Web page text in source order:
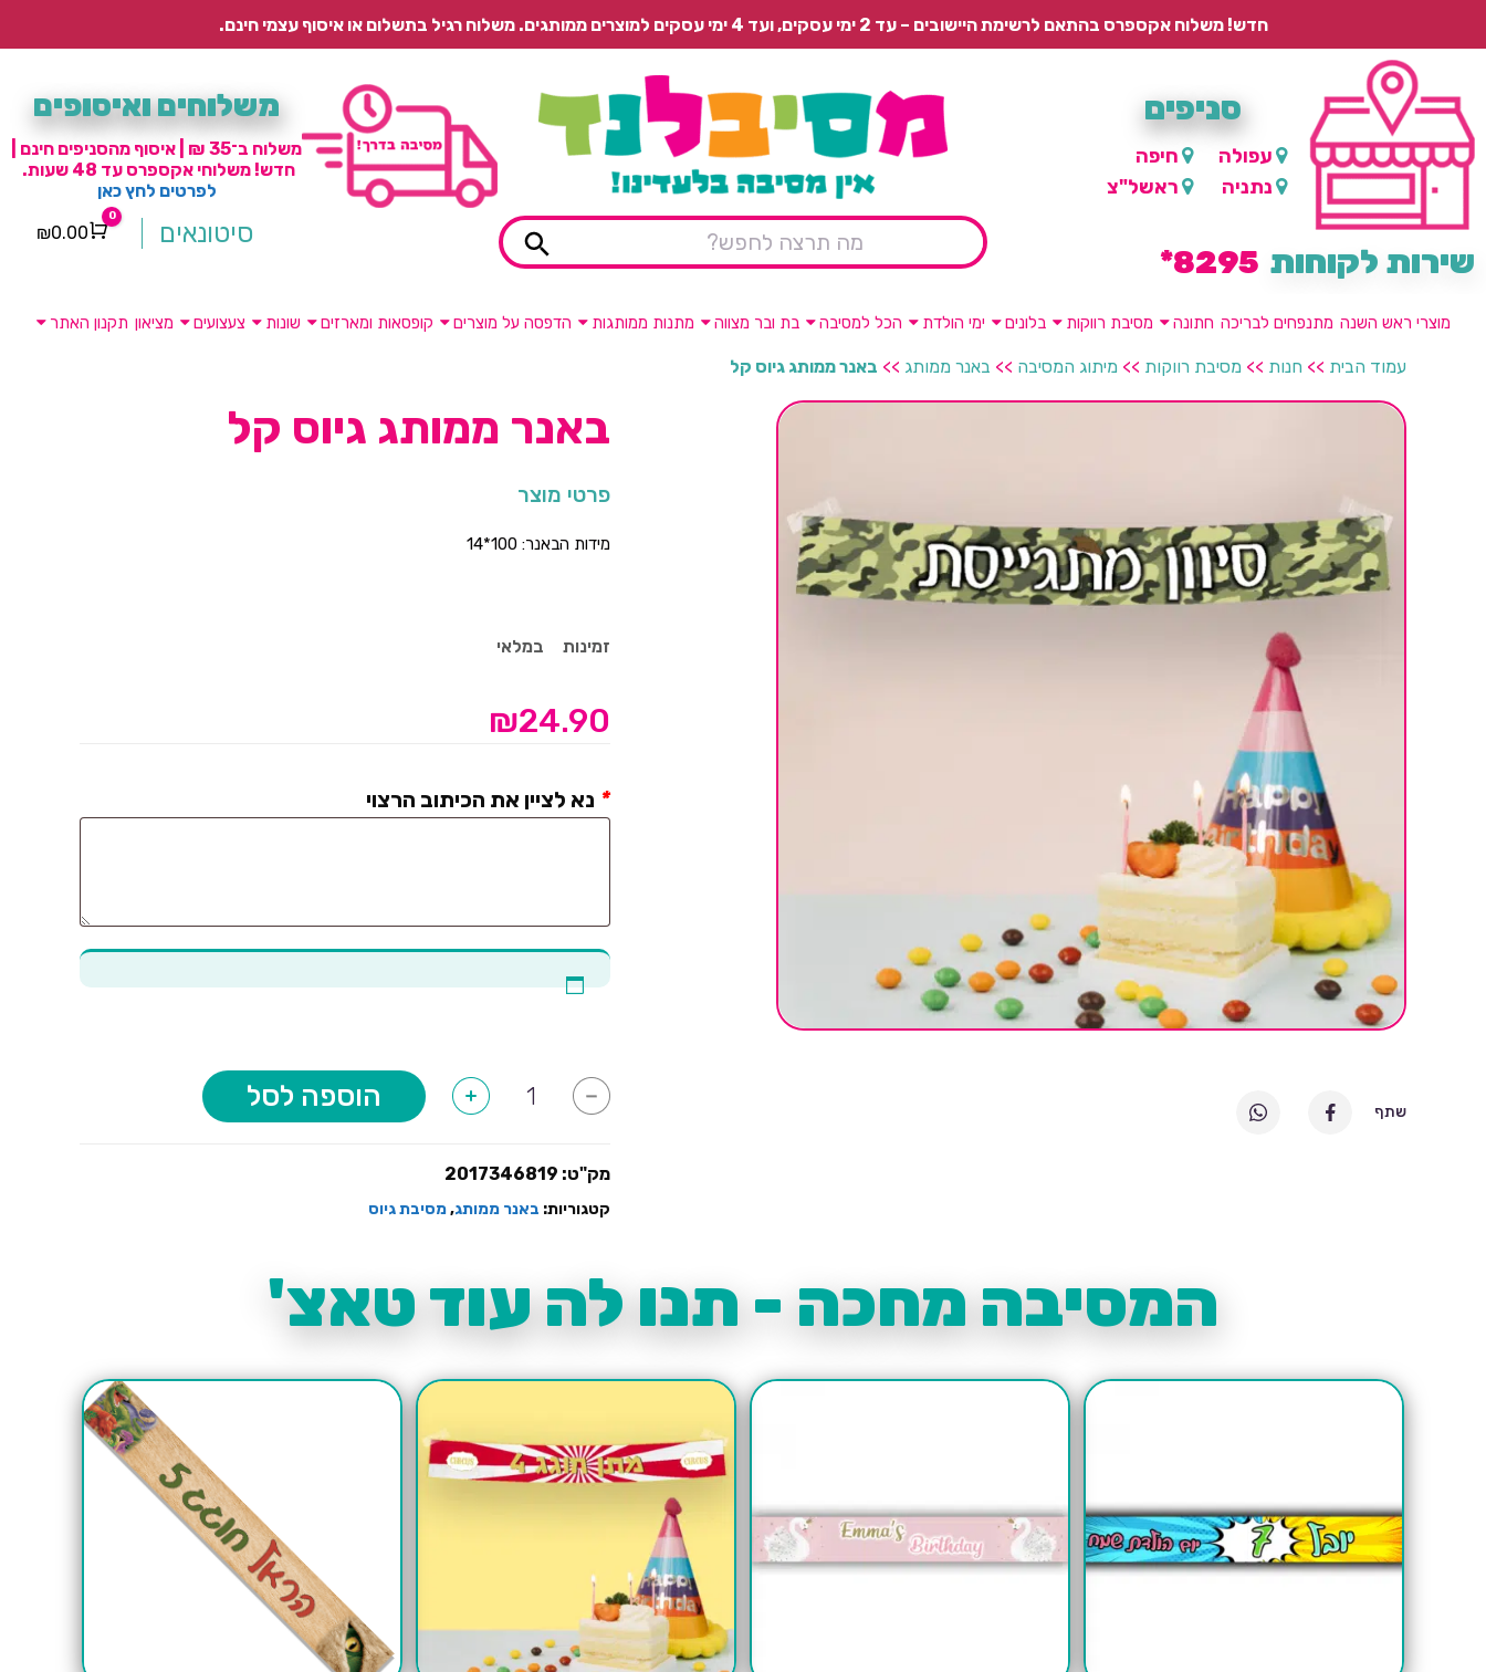
חדש! משלוח אקספרס בהתאם לרשימת היישובים – עד 2 ימי עסקים, ועד 4 ימי עסקים למוצרים ממותגים. משלוח רגיל בתשלום או איסוף עצמי חינם.
סניפים
עפולה
חיפה
נתניה
ראשל"צ
שירות לקוחות 8295*
משלוחים ואיסופים
משלוח ב־35 ₪ | איסוף מהסניפים חינם |
חדש! משלוחי אקספרס עד 48 שעות.
לפרטים לחץ כאן
סיטונאים Cart
0
₪0.00
מוצרי ראש השנה מתנפחים לבריכה חתונה מסיבת רווקות בלונים ימי הולדת הכל למסיבה בת ובר מצווה מתנות ממותגות הדפסה על מוצרים קופסאות ומארזים שונות צעצועים מציאון תקנון האתר
עמוד הבית >> חנות >> מסיבת רווקות >> מיתוג המסיבה >> באנר ממותג >> באנר ממותג גיוס קל
שתף
באנר ממותג גיוס קל
פרטי מוצר
מידות הבאנר: 100*14
זמינות במלאי
₪24.90
נא לציין את הכיתוב הרצוי *
-
של
קל
+ הוספה לסל
מק"ט: 2017346819
קטגוריות: באנר ממותג,מסיבת גיוס
המסיבה מחכה - תנו לה עוד טאצ'